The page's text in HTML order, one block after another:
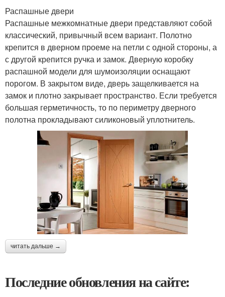
Распашные двери
Распашные межкомнатные двери представляют собой
классический, привычный всем вариант. Полотно
крепится в дверном проеме на петли с одной стороны, а
с другой крепится ручка и замок. Дверную коробку
распашной модели для шумоизоляции оснащают
порогом. В закрытом виде, дверь защелкивается на
замок и плотно закрывает пространство. Если требуется
большая герметичность, то по периметру дверного
полотна прокладывают силиконовый уплотнитель.
читать дальше →
Последние обновления на сайте: